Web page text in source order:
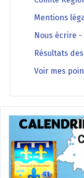
Mentions
Nous écrire -
Résultats des
Voir mes